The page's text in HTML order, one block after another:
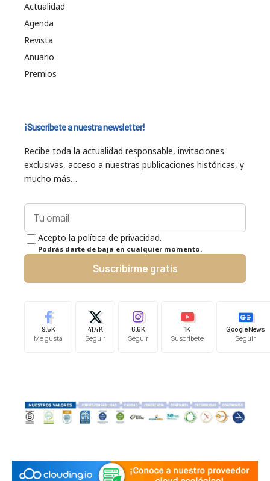
Actualidad
Agenda
Revista
Anuario
Premios
¡Suscríbete a nuestra newsletter!
Recibe toda la actualidad responsable, invitaciones
exclusivas, acceso a nuestras publicaciones históricas, y
mucho más…
Acepto la política de privacidad.
Podrás darte de baja en cualquier momento.
Suscribirme gratis
9.5K
Me gusta
41.4K
Seguir
6.6K
Seguir
1K
Suscríbete
Google News
Seguir